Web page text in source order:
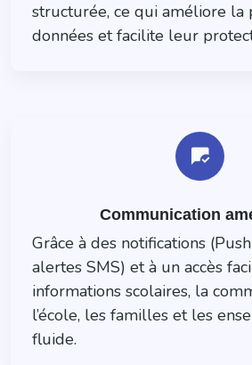
structurée, ce qui améliore la
données et facilite leur
mark_chat_read
Communication
Grâce à des notifications
alertes SMS) et à un accès
informations scolaires, la
l’école, les familles et les
fluide.